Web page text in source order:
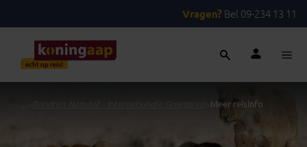
Vragen? Bel 09-234 13 11
Meer reisinfo